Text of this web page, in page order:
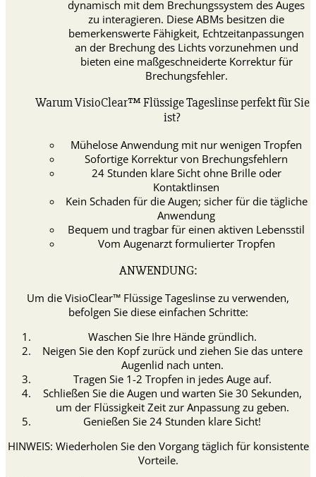
dynamisch mit dem Brechungssystem des Auges
zu interagieren. Diese ABMs besitzen die
bemerkenswerte Fähigkeit, Echtzeitanpassungen
an der Brechung des Lichts vorzunehmen und
bieten eine maßgeschneiderte Korrektur für
Brechungsfehler.
Warum VisioClear™ Flüssige Tageslinse perfekt für Sie
ist?
Mühelose Anwendung mit nur wenigen Tropfen
Sofortige Korrektur von Brechungsfehlern
24 Stunden klare Sicht ohne Brille oder
Kontaktlinsen
Kein Schaden für die Augen; sicher für die tägliche
Anwendung
Bequem und tragbar für einen aktiven Lebensstil
Vom Augenarzt formulierter Tropfen
ANWENDUNG:
Um die VisioClear™ Flüssige Tageslinse zu verwenden,
befolgen Sie diese einfachen Schritte:
Waschen Sie Ihre Hände gründlich.
Neigen Sie den Kopf zurück und ziehen Sie das untere
Augenlid nach unten.
Tragen Sie 1-2 Tropfen in jedes Auge auf.
Schließen Sie die Augen und warten Sie 30 Sekunden,
um der Flüssigkeit Zeit zur Anpassung zu geben.
Genießen Sie 24 Stunden klare Sicht!
HINWEIS: Wiederholen Sie den Vorgang täglich für konsistente
Vorteile.